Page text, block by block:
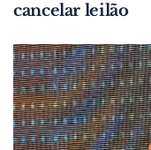
cancelar leilão